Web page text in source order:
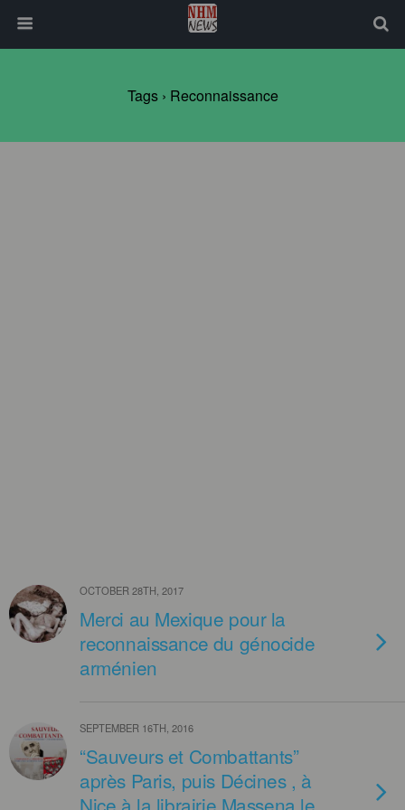
Tags › Reconnaissance
OCTOBER 28TH, 2017
Merci au Mexique pour la
reconnaissance du génocide
arménien
SEPTEMBER 16TH, 2016
“Sauveurs et Combattants”
après Paris, puis Décines , à
Nice à la librairie Massena le